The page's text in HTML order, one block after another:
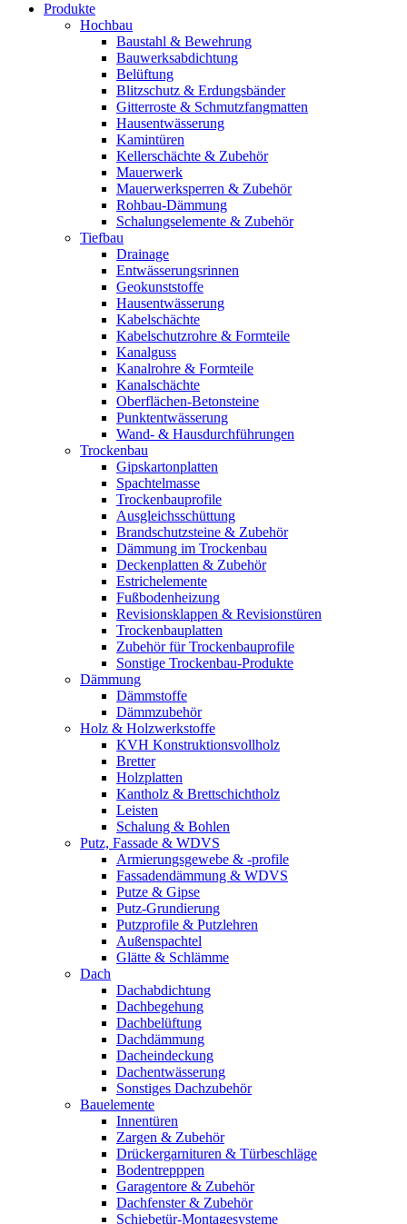
Produkte
Hochbau
Baustahl & Bewehrung
Bauwerksabdichtung
Belüftung
Blitzschutz & Erdungsbänder
Gitterroste & Schmutzfangmatten
Hausentwässerung
Kamintüren
Kellerschächte & Zubehör
Mauerwerk
Mauerwerksperren & Zubehör
Rohbau-Dämmung
Schalungselemente & Zubehör
Tiefbau
Drainage
Entwässerungsrinnen
Geokunststoffe
Hausentwässerung
Kabelschächte
Kabelschutzrohre & Formteile
Kanalguss
Kanalrohre & Formteile
Kanalschächte
Oberflächen-Betonsteine
Punktentwässerung
Wand- & Hausdurchführungen
Trockenbau
Gipskartonplatten
Spachtelmasse
Trockenbauprofile
Ausgleichsschüttung
Brandschutzsteine & Zubehör
Dämmung im Trockenbau
Deckenplatten & Zubehör
Estrichelemente
Fußbodenheizung
Revisionsklappen & Revisionstüren
Trockenbauplatten
Zubehör für Trockenbauprofile
Sonstige Trockenbau-Produkte
Dämmung
Dämmstoffe
Dämmzubehör
Holz & Holzwerkstoffe
KVH Konstruktionsvollholz
Bretter
Holzplatten
Kantholz & Brettschichtholz
Leisten
Schalung & Bohlen
Putz, Fassade & WDVS
Armierungsgewebe & -profile
Fassadendämmung & WDVS
Putze & Gipse
Putz-Grundierung
Putzprofile & Putzlehren
Außenspachtel
Glätte & Schlämme
Dach
Dachabdichtung
Dachbegehung
Dachbelüftung
Dachdämmung
Dacheindeckung
Dachentwässerung
Sonstiges Dachzubehör
Bauelemente
Innentüren
Zargen & Zubehör
Drückergarnituren & Türbeschläge
Bodentrepppen
Garagentore & Zubehör
Dachfenster & Zubehör
Schiebetür-Montagesysteme